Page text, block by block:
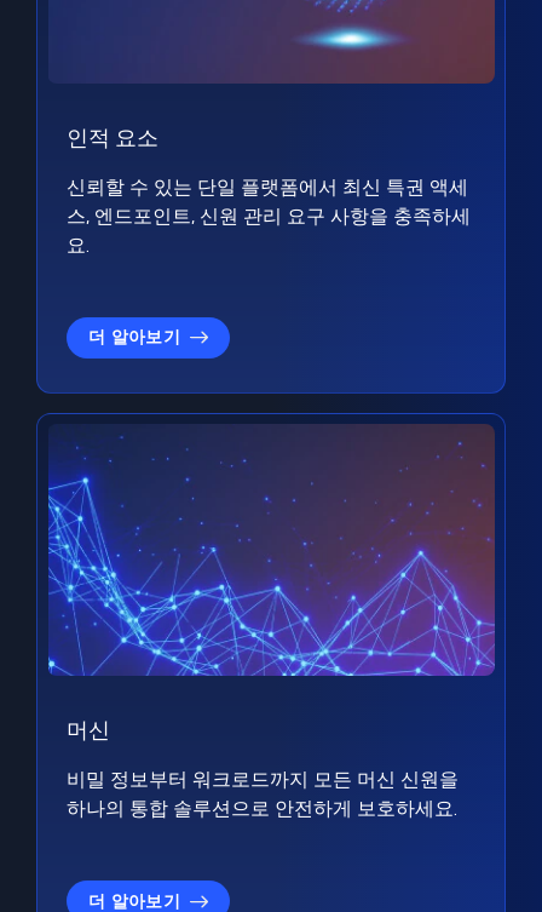
인적 요소
신뢰할 수 있는 단일 플랫폼에서 최신 특권 액세
스, 엔드포인트, 신원 관리 요구 사항을 충족하세
요.
더 알아보기
머신
비밀 정보부터 워크로드까지 모든 머신 신원을
하나의 통합 솔루션으로 안전하게 보호하세요.
더 알아보기